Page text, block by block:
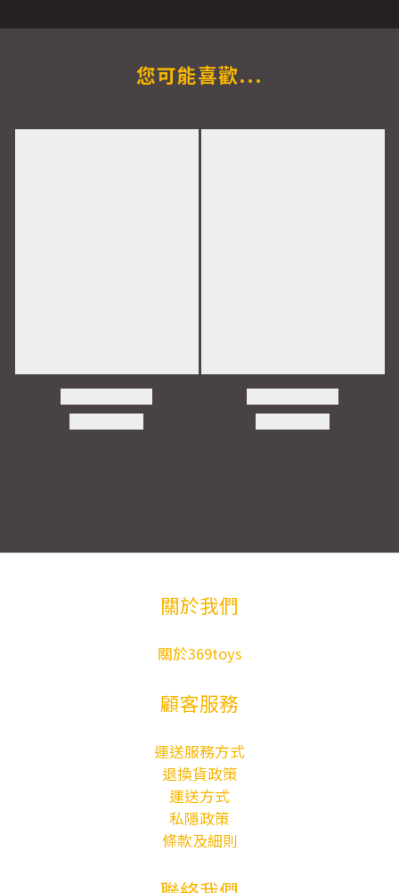
您可能喜歡...
關於我們
關於369toys
顧客服務
運送服務方式
退換貨政策
運送方式
私隱政策
條款及細則